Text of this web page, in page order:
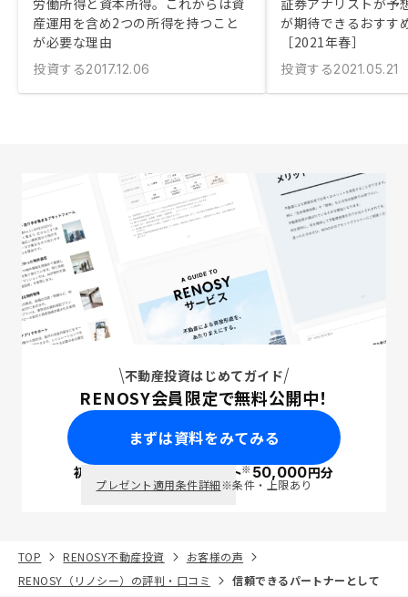
労働所得と資本所得。これからは資
産運用を含め2つの所得を持つこと
が必要な理由
投資する2017.12.06
証券アナリストが予
が期待できるおすす
［2021年春］
投資する2021.05.21
不動産投資はじめてガイド
RENOSY会員限定で無料公開中！
まずは資料をみてみる
初回面談で ポイント※50,000円分
プレゼント適用条件詳細※条件・上限あり
TOP RENOSY不動産投資
お客様の声
RENOSY（リノシー）の評判・口コミ
信頼できるパートナーとして